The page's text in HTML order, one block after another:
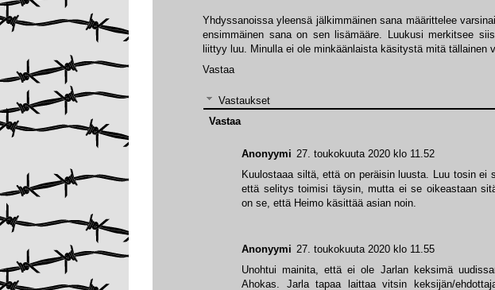
Yhdyssanoissa yleensä jälkimmäinen sana määrittelee
ensimmäinen sana on sen lisämääre. Luukusi merkitsee
liittyy luu. Minulla ei ole minkäänlaista käsitystä mitä tällainen
Vastaa
Vastaukset
Anonyymi 27. toukokuuta 2020 klo 11.52
Kuulostaaa siltä, että on peräisin luusta. Luu tosin ei
että selitys toimisi täysin, mutta ei se oikeastaan
on se, että Heimo käsittää asian noin.
Anonyymi 27. toukokuuta 2020 klo 11.55
Unohtui mainita, että ei ole Jarlan keksimä
Ahokas. Jarla tapaa laittaa vitsin keksijän/
Vastaa